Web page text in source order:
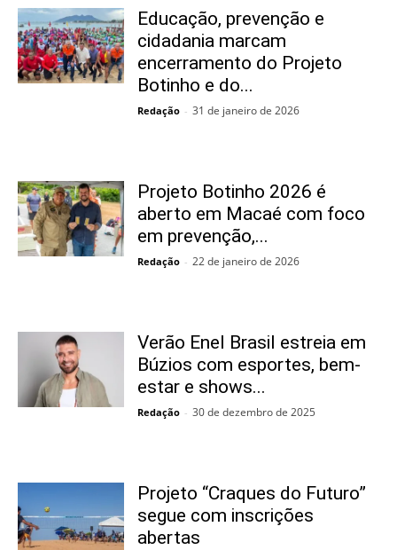
Educação, prevenção e
cidadania marcam
encerramento do Projeto
Botinho e do...
Redação - 31 de janeiro de 2026
Projeto Botinho 2026 é
aberto em Macaé com foco
em prevenção,...
Redação - 22 de janeiro de 2026
Verão Enel Brasil estreia em
Búzios com esportes, bem-
estar e shows...
Redação - 30 de dezembro de 2025
Projeto “Craques do Futuro”
segue com inscrições
abertas